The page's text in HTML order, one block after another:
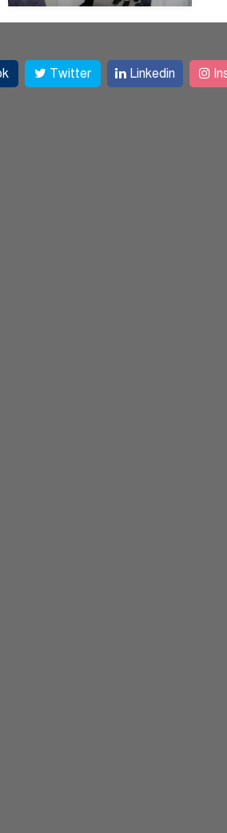
Twitter Linkedin